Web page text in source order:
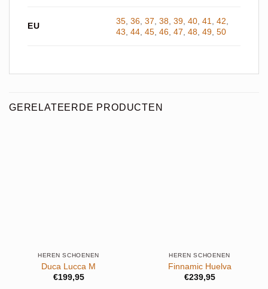
EU 35 ,36 ,37 ,38 ,39 ,40 ,41 ,42
43 ,44 ,45 ,46 ,47 ,48 ,49 ,50
GERELATEERDE PRODUCTEN
HEREN SCHOENEN
Duca Lucca M
€199,95
HEREN SCHOENEN
Finnamic Huelva
€239,95